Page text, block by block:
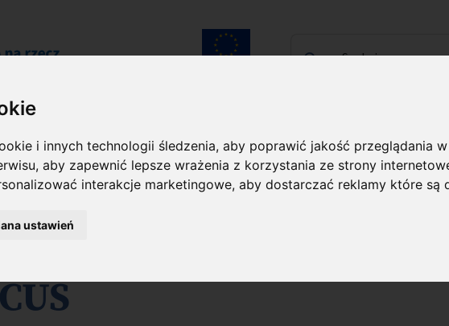
i innych technologii śledzenia, aby poprawić jakość przeglądania
,aby zapewnić lepsze wrażenia z korzystania ze strony
interakcje marketingowe,aby dostarczać reklamy które są
ustawień
Szukaj...
Niemiecka Nagroda COPERNICUS O laureatach
Polsko-